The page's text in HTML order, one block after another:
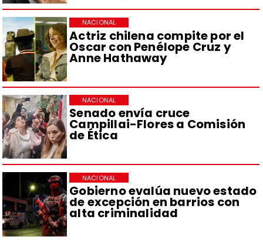
Actriz chilena compite por el
Oscar con Penélope Cruz y
Anne Hathaway
NACIONAL
Senado envía cruce
Campillai-Flores a Comisión
de Ética
NACIONAL
Gobierno evalúa nuevo estado
de excepción en barrios con
alta criminalidad
NACIONAL